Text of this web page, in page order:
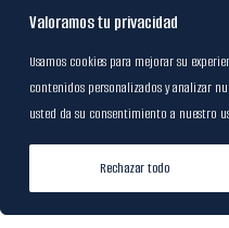
Valoramos tu privacidad
Usamos cookies para mejorar su
contenidos personalizados y analizar
usted da su consentimiento a nuestro
Rechazar todo
USuarios
Política de Datos